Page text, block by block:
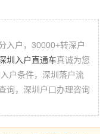
入户，30000+转深户
圳入户直通车真诚为您
户条件，深圳落户流
询，深圳户口办理咨询